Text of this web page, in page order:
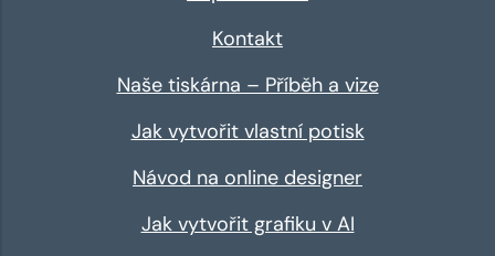
Kontakt
Naše tiskárna – Příběh a vize
Jak vytvořit vlastní potisk
Návod na online designer
Jak vytvořit grafiku v AI